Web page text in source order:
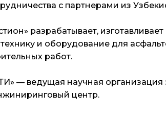
с партнерами из
разрабатывает,
и оборудование для
работ.
— ведущая научная организация
центр.